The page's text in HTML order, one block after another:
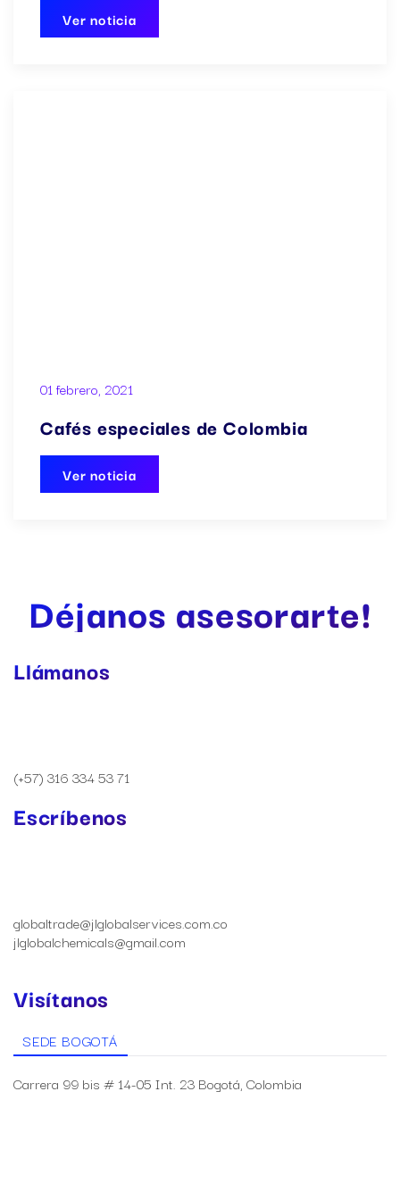
Ver noticia
01 febrero, 2021
Cafés especiales de Colombia
Ver noticia
Déjanos asesorarte!
Llámanos
(+57) 316 334 53 71
Escríbenos
globaltrade@jlglobalservices.com.co
jlglobalchemicals@gmail.com
Visítanos
SEDE BOGOTÁ
Carrera 99 bis # 14-05 Int. 23 Bogotá, Colombia